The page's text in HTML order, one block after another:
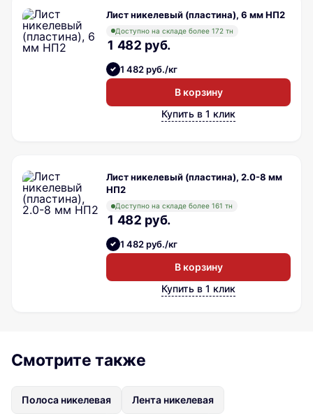
Лист никелевый (пластина), 6 мм НП2
Доступно на складе более 172 тн
1 482 руб.
1 482 руб./кг
В корзину
Купить в 1 клик
Лист никелевый (пластина), 2.0-8 мм
НП2
Доступно на складе более 161 тн
1 482 руб.
1 482 руб./кг
В корзину
Купить в 1 клик
Смотрите также
Полоса никелевая Лента никелевая